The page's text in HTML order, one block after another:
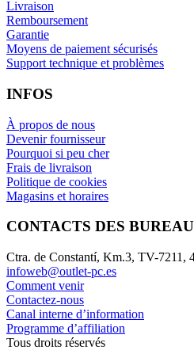
Livraison
Remboursement
Garantie
Moyens de paiement sécurisés
Support technique et problèmes
INFOS
À propos de nous
Devenir fournisseur
Pourquoi si peu cher
Frais de livraison
Politique de cookies
Magasins et horaires
CONTACTS DES
Ctra. de Constantí, Km.3, TV-7211,
infoweb@outlet-pc.es
Comment venir
Contactez-nous
Canal interne d’information
Programme d’affiliation
Tous droits réservés